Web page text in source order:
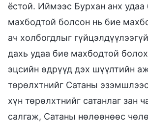
ёстой. Иймээс Бурхан анх удаа
махбодтой болсон нь бие
ач холбогдлыг
дахь удаа бие махбодтой
эцсийн өдрүүд дэх шүүлтийн
төрөлхтнийг Сатаны
хүн төрөлхтнийг сатанлаг зан
салгаж, Сатаны нөлөөнөөс